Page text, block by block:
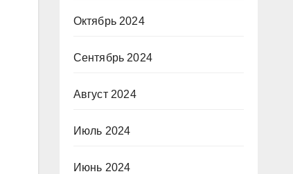
Октябрь 2024
Сентябрь 2024
Август 2024
Июль 2024
Июнь 2024